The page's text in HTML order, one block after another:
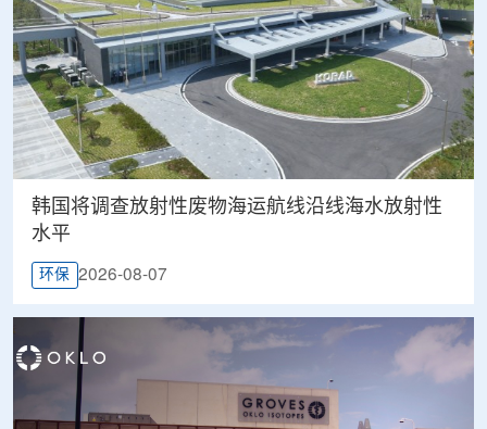
韩国将调查放射性废物海运航线沿线海水放射性
水平
环保 2026-08-07